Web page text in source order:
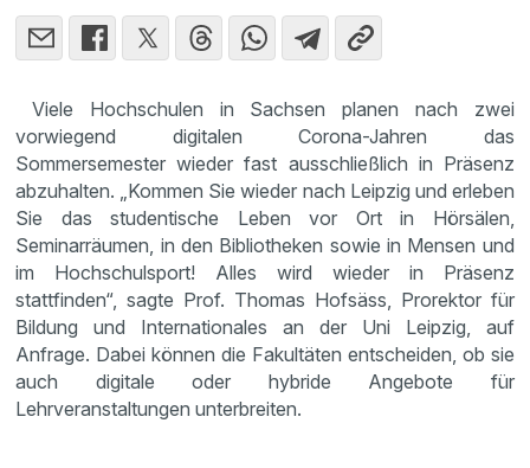
Viele Hochschulen in Sachsen planen nach zwei
vorwiegend digitalen Corona-Jahren das
Sommersemester wieder fast ausschließlich in Präsenz
abzuhalten. „Kommen Sie wieder nach Leipzig und erleben
Sie das studentische Leben vor Ort in Hörsälen,
Seminarräumen, in den Bibliotheken sowie in Mensen und
im Hochschulsport! Alles wird wieder in Präsenz
stattfinden“, sagte Prof. Thomas Hofsäss, Prorektor für
Bildung und Internationales an der Uni Leipzig, auf
Anfrage. Dabei können die Fakultäten entscheiden, ob sie
auch digitale oder hybride Angebote für
Lehrveranstaltungen unterbreiten.